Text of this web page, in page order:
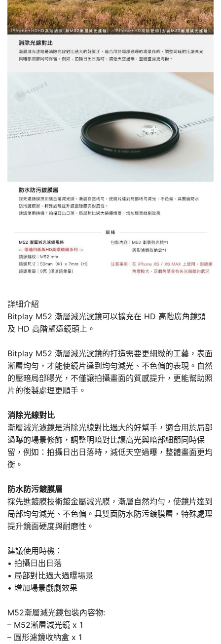
詳細介紹
Bitplay M52 漸層減光濾鏡可以擴充在 HD 高階廣角鏡頭
及 HD 高階望遠鏡頭上。
Bitplay M52 漸層減光濾鏡的打造需要更細緻的工藝，表面
漸層均勻，才能使鏡片達到均勻減光、不色偏的表現。自然
的壓暗局部曝光，不僅讓拍攝畫面的質感提升，更能幫助照
片的後製處理更順手。
消除光線對比
漸層減光濾鏡是消除光線對比過大的好幫手，適合用於局部
過曝的場景修飾，調整明暗對比讓高光與暗部細節同時保
留，例如：拍攝日出日落時，減低天空過曝，整體畫面更均
衡。
防水防污鍍膜層
採先進鍍膜技術鍍金屬減光膜，漸層自然均勻，使鏡片達到
局部均勻減光、不色偏。具雙面防水防污鍍膜層，特殊處理
提升鏡面硬度與耐磨性。
建議使用時機：
• 拍攝日出日落
• 局部對比過大過曝場景
• 增加場景戲劇效果
M52漸層減光鏡包裝內容物:
– M52漸層減光鏡 x 1
– 圓形濾鏡收納盒 x 1